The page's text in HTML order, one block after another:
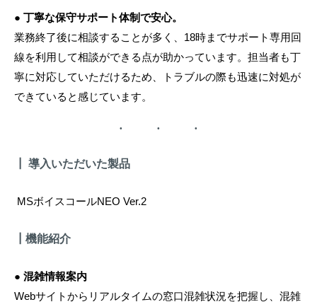
● 丁寧な保守サポート体制で安心。
業務終了後に相談することが多く、18時までサポート専用回
線を利用して相談ができる点が助かっています。担当者も丁
寧に対応していただけるため、トラブルの際も迅速に対処が
できていると感じています。
┃ 導入いただいた製品
MSボイスコールNEO Ver.2
┃機能紹介
● 混雑情報案内
Webサイトからリアルタイムの窓口混雑状況を把握し、混雑